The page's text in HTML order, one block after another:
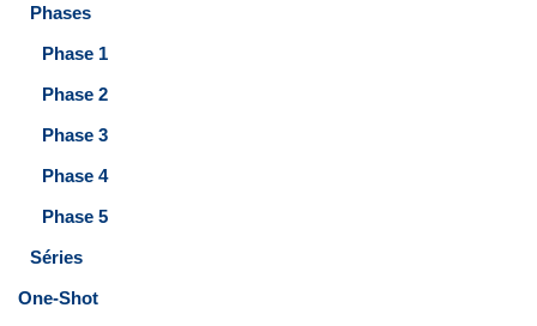
Phases
Phase 1
Phase 2
Phase 3
Phase 4
Phase 5
Séries
One-Shot